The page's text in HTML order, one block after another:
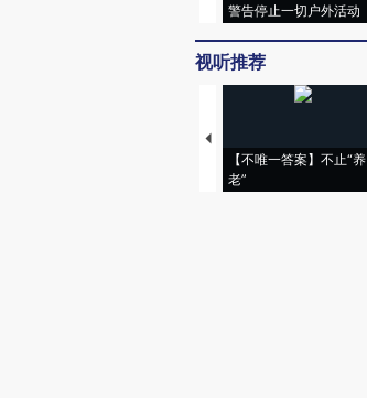
警告停止一切户外活动
视听推荐
【不唯一答案】不止“养
老”